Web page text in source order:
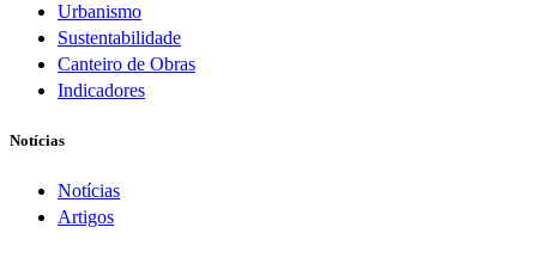
Urbanismo
Sustentabilidade
Canteiro de Obras
Indicadores
Notícias
Notícias
Artigos